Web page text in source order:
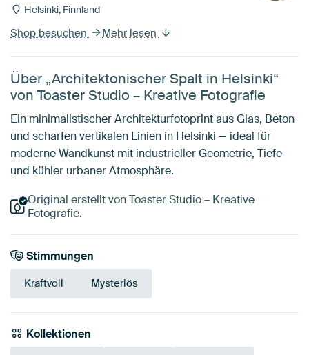
Helsinki, Finnland
Shop besuchen Mehr lesen
Über „Architektonischer Spalt in Helsinki“
von Toaster Studio – Kreative Fotografie
Ein minimalistischer Architekturfotoprint aus Glas, Beton
und scharfen vertikalen Linien in Helsinki — ideal für
moderne Wandkunst mit industrieller Geometrie, Tiefe
und kühler urbaner Atmosphäre.
Original erstellt von Toaster Studio – Kreative
Fotografie.
Stimmungen
Kraftvoll Mysteriös
Kollektionen